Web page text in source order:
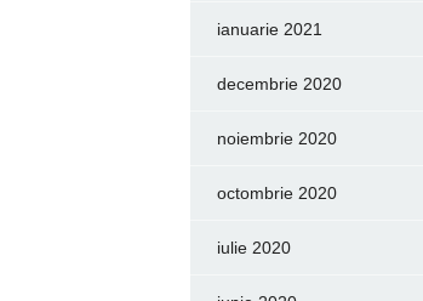
ianuarie 2021
decembrie 2020
noiembrie 2020
octombrie 2020
iulie 2020